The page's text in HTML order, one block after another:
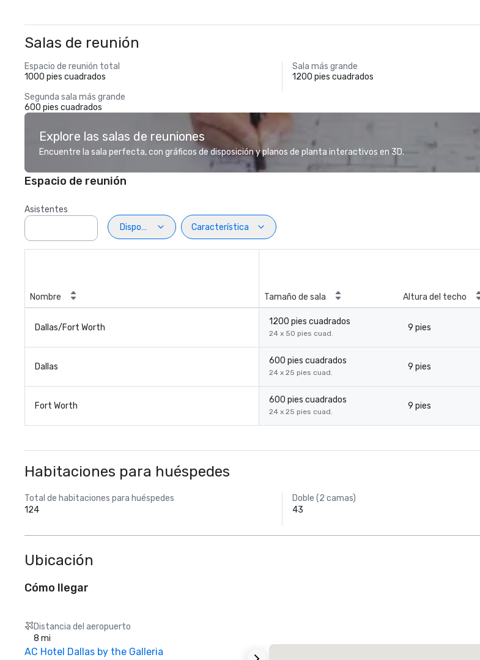
Salas de reunión
Espacio de reunión total
1000 pies cuadrados
Sala más grande
1200 pies cuadrados
Segunda sala más grande
600 pies cuadrados
Explore las salas de reuniones
Encuentre la sala perfecta, con gráficos de disposición y planos de planta interactivos en 3D.
Espacio de reunión
Asistentes
Disposiciön
Característica
Nombre Tamaño de sala Altura del techo
Dallas/Fort Worth
1200 pies cuadrados
24 x 50 pies cuad.
9 pies
Dallas
600 pies cuadrados
24 x 25 pies cuad.
9 pies
Fort Worth
600 pies cuadrados
24 x 25 pies cuad.
9 pies
Habitaciones para huéspedes
Total de habitaciones para huéspedes
124
Doble (2 camas)
43
Ubicación
Cómo llegar
Distancia del aeropuerto
8 mi
AC Hotel Dallas by the Galleria